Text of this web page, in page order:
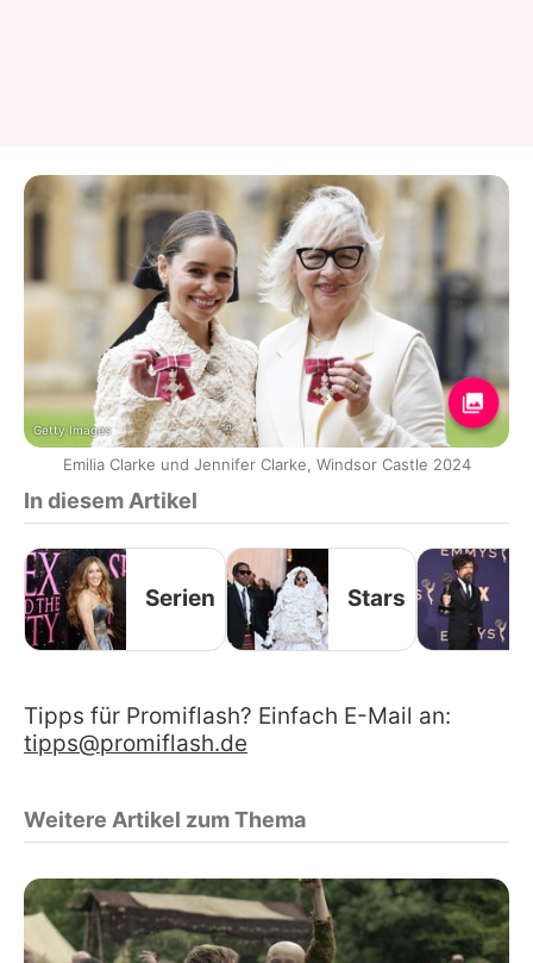
Getty Images
Emilia Clarke und Jennifer Clarke, Windsor Castle 2024
In diesem Artikel
Serien Stars
Tipps für Promiflash? Einfach E-Mail an:
tipps@promiflash.de
Weitere Artikel zum Thema